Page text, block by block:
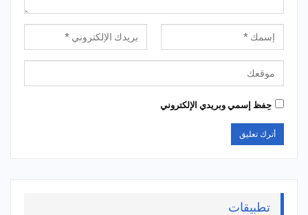
حِفظ إسمي وبريدي الإلكتروني
تطبيقات